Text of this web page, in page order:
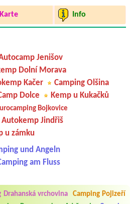
Karte Info
Jenišov
Dolní Morava
Kačer
Camping Olšina
Dolce
Kemp u Kukačků
Bojkovice
Autokemp Jindřiš
u zámku
und Angeln
am Fluss
Drahanská vrchovina
Camping Pojizeří